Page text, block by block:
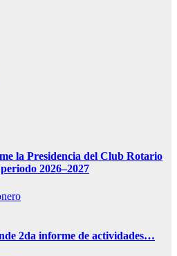
la Presidencia del Club Rotario
2026–2027
2da informe de actividades…